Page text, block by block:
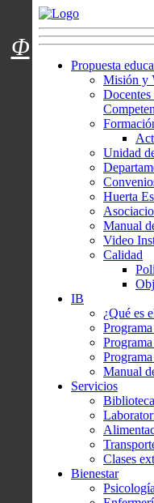
Menú usuarios
Propuesta
Misión y
Unidad
Huerta
Manual
Video
Calidad
IB
¿Qué es
Manual
Servicios
Biblioteca
Clases
Bienestar
Psicología
Φ